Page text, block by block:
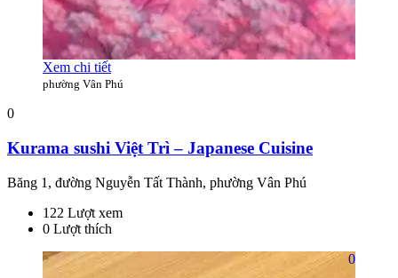
Xem chi tiết
phường Vân Phú
0
Kurama sushi Việt Trì – Japanese Cuisine
Băng 1, đường Nguyễn Tất Thành, phường Vân Phú
122 Lượt xem
0 Lượt thích
0